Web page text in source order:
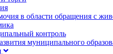
в области обращения с
контроль
муниципального